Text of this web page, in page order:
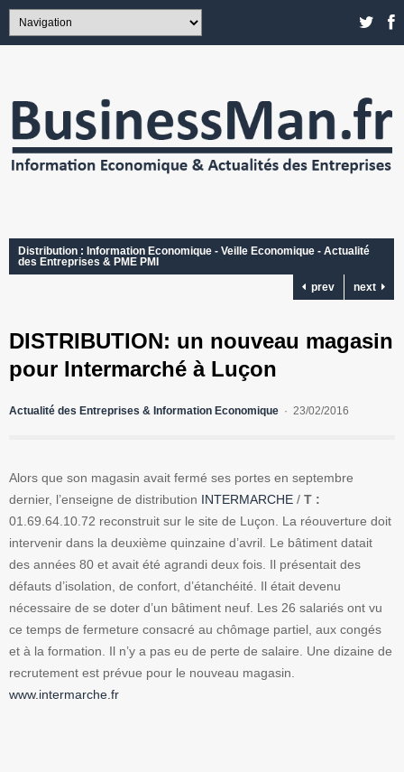
Distribution : Information Economique - Veille Economique - Actualité
des Entreprises & PME PMI
prev
next
DISTRIBUTION: un nouveau magasin
pour Intermarché à Luçon
Actualité des Entreprises & Information Economique 23/02/2016
Alors que son magasin avait fermé ses portes en septembre
dernier, l’enseigne de distribution INTERMARCHE / T :
01.69.64.10.72 reconstruit sur le site de Luçon. La réouverture doit
intervenir dans la deuxième quinzaine d’avril. Le bâtiment datait
des années 80 et avait été agrandi deux fois. Il présentait des
défauts d’isolation, de confort, d’étanchéité. Il était devenu
nécessaire de se doter d’un bâtiment neuf. Les 26 salariés ont vu
ce temps de fermeture consacré au chômage partiel, aux congés
et à la formation. Il n’y a pas eu de perte de salaire. Une dizaine de
recrutement est prévue pour le nouveau magasin.
www.intermarche.fr